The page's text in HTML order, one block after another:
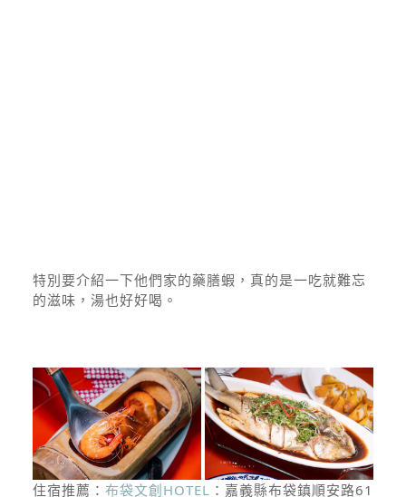
特別要介紹一下他們家的藥膳蝦，真的是一吃就難忘
的滋味，湯也好好喝。
住宿推薦： 布袋文創HOTEL ：嘉義縣布袋鎮順安路61